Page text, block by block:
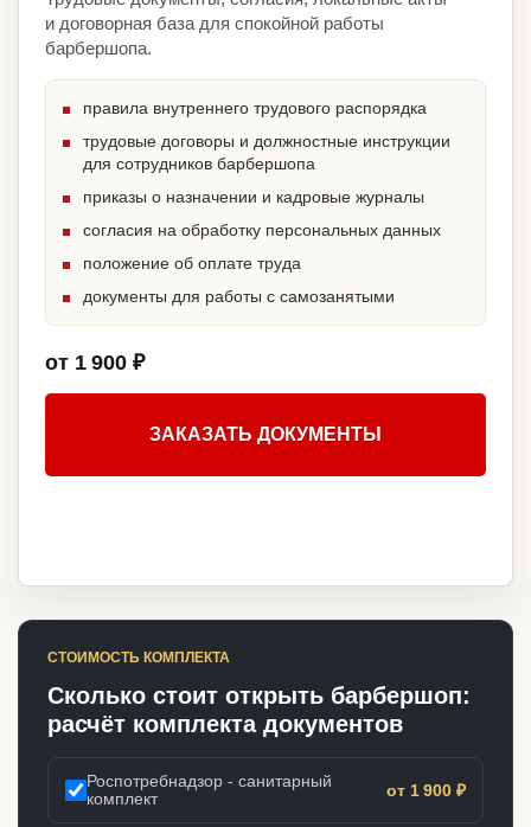
и договорная база для спокойной работы
барбершопа.
правила внутреннего трудового распорядка
трудовые договоры и должностные инструкции
для сотрудников барбершопа
приказы о назначении и кадровые журналы
согласия на обработку персональных данных
положение об оплате труда
документы для работы с самозанятыми
от 1 900 ₽
ЗАКАЗАТЬ ДОКУМЕНТЫ
СТОИМОСТЬ КОМПЛЕКТА
Сколько стоит открыть барбершоп:
расчёт комплекта документов
Роспотребнадзор - санитарный
комплект
от 1 900 ₽